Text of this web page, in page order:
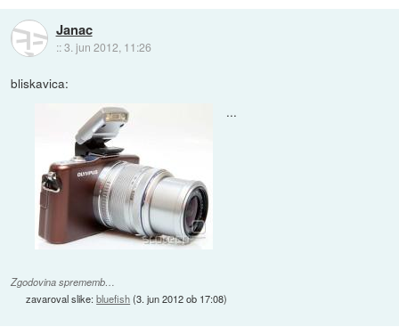
Janac
::3. jun 2012, 11:26
bliskavica:
...
Zgodovina sprememb…
zavaroval slike:bluefish(3. jun 2012 ob 17:08)